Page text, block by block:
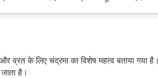
व्रत के लिए चंद्रमा का विशेष महत्व बताया गया
है।